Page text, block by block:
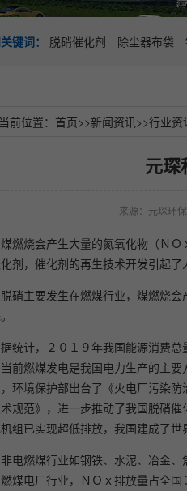
键词： 脱硝催化剂 除尘器布袋
当前位置： 首页>>新闻资讯>>行业资
元琛
来源：元琛环
煤燃烧会产生大量的氮氧化物（Ｎ
剂，催化剂的再生技术开发引起了
脱硝主要发生在燃煤行业，煤燃烧
据统计，２０１９年我国能源消费
前燃煤发电是我国电力生产的主
，环境保护部出台了《火电厂污染
规范》，进一步推动了我国脱硝
组已实现超低排放，我国建成了世
非电燃煤行业如钢铁、水泥、冶金
煤电厂行业，ＮＯｘ排放量占全